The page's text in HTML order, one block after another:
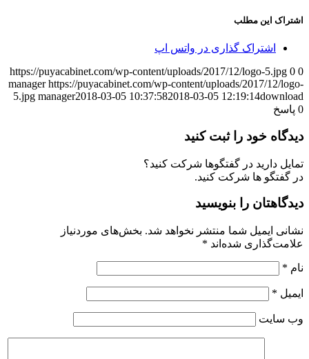
اشتراک این مطلب
اشتراک گذاری در واتس اپ
https://puyacabinet.com/wp-content/uploads/2017/12/logo-5.jpg 0 0
manager https://puyacabinet.com/wp-content/uploads/2017/12/logo-
5.jpg manager2018-03-05 10:37:582018-03-05 12:19:14download
0 پاسخ
دیدگاه خود را ثبت کنید
تمایل دارید در گفتگوها شرکت کنید؟
در گفتگو ها شرکت کنید.
دیدگاهتان را بنویسید
نشانی ایمیل شما منتشر نخواهد شد. بخش‌های موردنیاز
علامت‌گذاری شده‌اند *
نام *
ایمیل *
وب‌ سایت